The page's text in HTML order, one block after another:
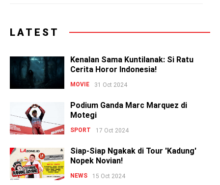
LATEST
Kenalan Sama Kuntilanak: Si Ratu
Cerita Horor Indonesia!
MOVIE 31 Oct 2024
Podium Ganda Marc Marquez di
Motegi
SPORT 17 Oct 2024
Siap-Siap Ngakak di Tour 'Kadung'
Nopek Novian!
NEWS 15 Oct 2024